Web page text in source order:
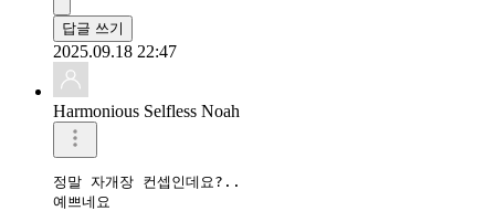
답글 쓰기
2025.09.18 22:47
Harmonious Selfless Noah
정말 자개장 컨셉인데요?..
예쁘네요